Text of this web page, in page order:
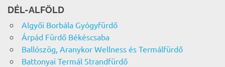
DÉL-ALFÖLD
Algyői Borbála Gyógyfürdő
Árpád Fürdő Békéscsaba
Ballószög, Aranykor Wellness és Termálfürdő
Battonyai Termál Strandfürdő